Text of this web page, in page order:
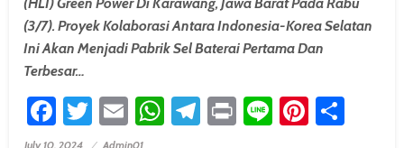
(3/7). Proyek Kolaborasi Antara Indonesia-Korea Selatan
Ini Akan Menjadi Pabrik Sel Baterai Pertama Dan
Terbesar…
Facebook
Twitter
EmailWhatsApp
Telegram
PrintLine
Posted On
July 10, 2024 Admin01